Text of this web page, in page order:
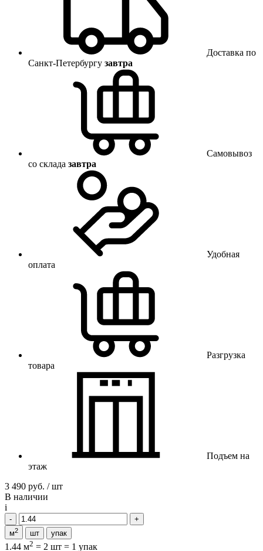
Доставка по
Санкт-Петербургу завтра
Самовывоз
со склада завтра
Удобная
оплата
Разгрузка
товара
Подъем на
этаж
3 490 руб. / шт
В наличии
i
м2 шт упак
1.44 м2 = 2 шт = 1 упак